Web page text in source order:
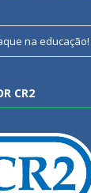
na educação!
CR2